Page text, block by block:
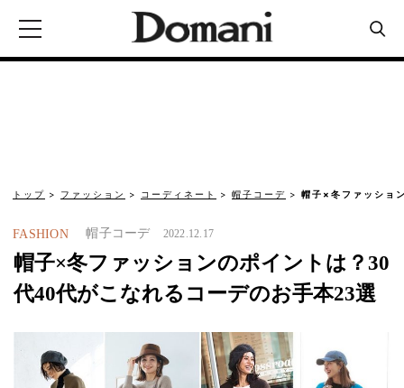
トップ ファッション コーディネート 帽子コーデ 帽子×冬ファッショ
FASHION 帽子コーデ 2022.12.17
帽子×冬ファッションのポイントは？30
代40代がこなれるコーデのお手本23選